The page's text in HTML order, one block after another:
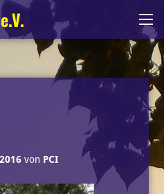
von PCI